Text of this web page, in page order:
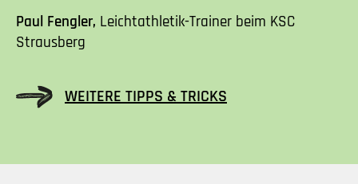
Paul Fengler, Leichtathletik-Trainer beim KSC
Strausberg
WEITERE TIPPS & TRICKS